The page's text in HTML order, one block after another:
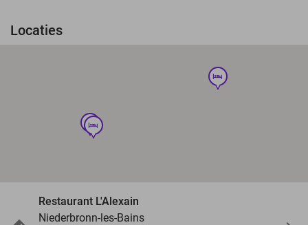
Locaties
hotel
hotel
hotel
Restaurant L'Alexain
Niederbronn-les-Bains